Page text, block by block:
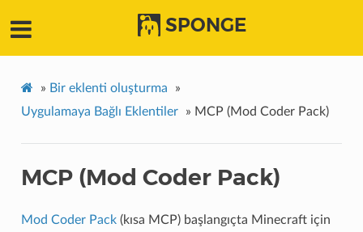
SPONGE
» Bir eklenti oluşturma
»
Uygulamaya Bağlı Eklentiler
» MCP (Mod Coder Pack)
MCP (Mod Coder Pack)
Mod Coder Pack(kısa MCP) başlangıçta Minecraft için